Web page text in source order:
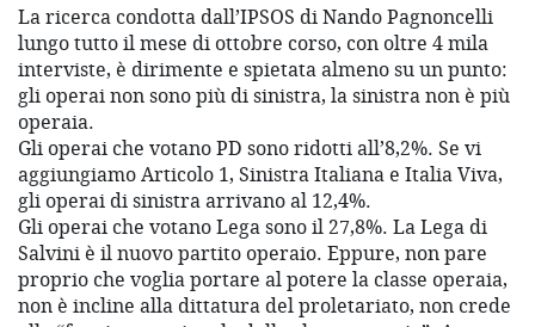
La ricerca condotta dall’IPSOS di Nando Pagnoncelli
lungo tutto il mese di ottobre corso, con oltre 4 mila
interviste, è dirimente e spietata almeno su un punto:
gli operai non sono più di sinistra, la sinistra non è più
operaia.
Gli operai che votano PD sono ridotti all’8,2%. Se vi
aggiungiamo Articolo 1, Sinistra Italiana e Italia Viva,
gli operai di sinistra arrivano al 12,4%.
Gli operai che votano Lega sono il 27,8%. La Lega di
Salvini è il nuovo partito operaio. Eppure, non pare
proprio che voglia portare al potere la classe operaia,
non è incline alla dittatura del proletariato, non crede